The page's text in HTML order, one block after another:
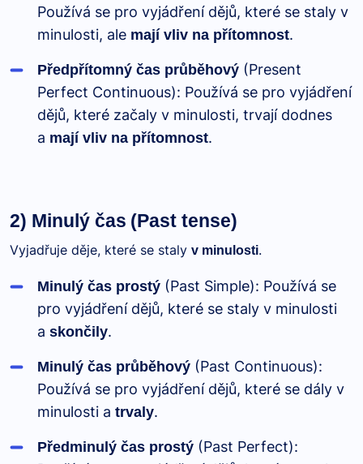
Používá se pro vyjádření dějů, které se staly v
minulosti, ale mají vliv na přítomnost.
Předpřítomný čas průběhový (Present
Perfect Continuous): Používá se pro vyjádření
dějů, které začaly v minulosti, trvají dodnes
a mají vliv na přítomnost.
2) Minulý čas (Past tense)
Vyjadřuje děje, které se staly v minulosti.
Minulý čas prostý (Past Simple): Používá se
pro vyjádření dějů, které se staly v minulosti
a skončily.
Minulý čas průběhový (Past Continuous):
Používá se pro vyjádření dějů, které se dály v
minulosti a trvaly.
Předminulý čas prostý (Past Perfect):